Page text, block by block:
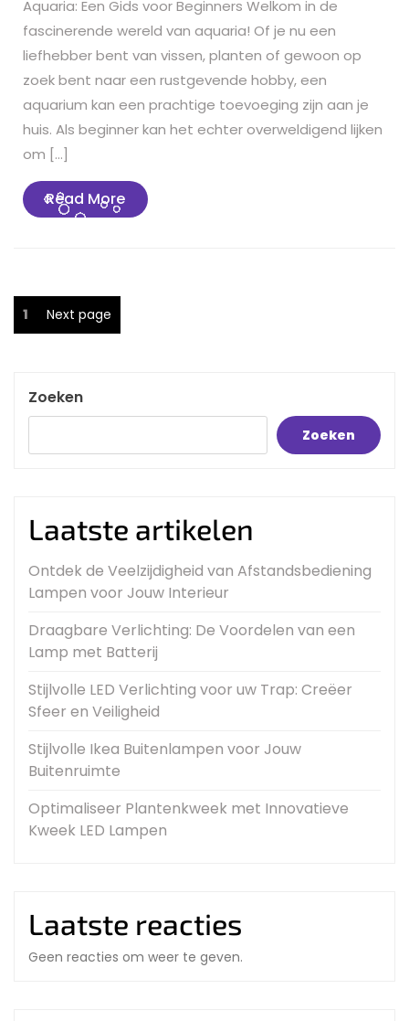
Aquaria: Een Gids voor Beginners Welkom in de
fascinerende wereld van aquaria! Of je nu een
liefhebber bent van vissen, planten of gewoon op
zoek bent naar een rustgevende hobby, een
aquarium kan een prachtige toevoeging zijn aan je
huis. Als beginner kan het echter overweldigend lijken
om […]
Read MoreRead
More
Berichten
Page
1 Next page
Zoeken
Zoeken
Laatste artikelen
Ontdek de Veelzijdigheid van Afstandsbediening
Lampen voor Jouw Interieur
Draagbare Verlichting: De Voordelen van een
Lamp met Batterij
Stijlvolle LED Verlichting voor uw Trap: Creëer
Sfeer en Veiligheid
Stijlvolle Ikea Buitenlampen voor Jouw
Buitenruimte
Optimaliseer Plantenkweek met Innovatieve
Kweek LED Lampen
Laatste reacties
Geen reacties om weer te geven.